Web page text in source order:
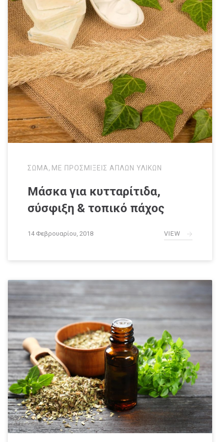
ΣΩΜΑ, ΜΕ ΠΡΟΣΜΙΞΕΙΣ ΑΠΛΩΝ ΥΛΙΚΩΝ
Μάσκα για κυτταρίτιδα,
σύσφιξη & τοπικό πάχος
14 Φεβρουαρίου, 2018 VIEW